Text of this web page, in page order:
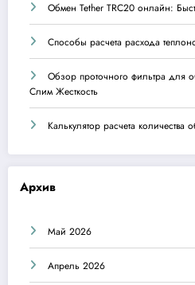
Обмен Tether TRC20 онлайн:
Способы расчета расхода
Обзор проточного фильтра для
Слим Жесткость
Калькулятор расчета количества
Архив
Май 2026
Апрель 2026